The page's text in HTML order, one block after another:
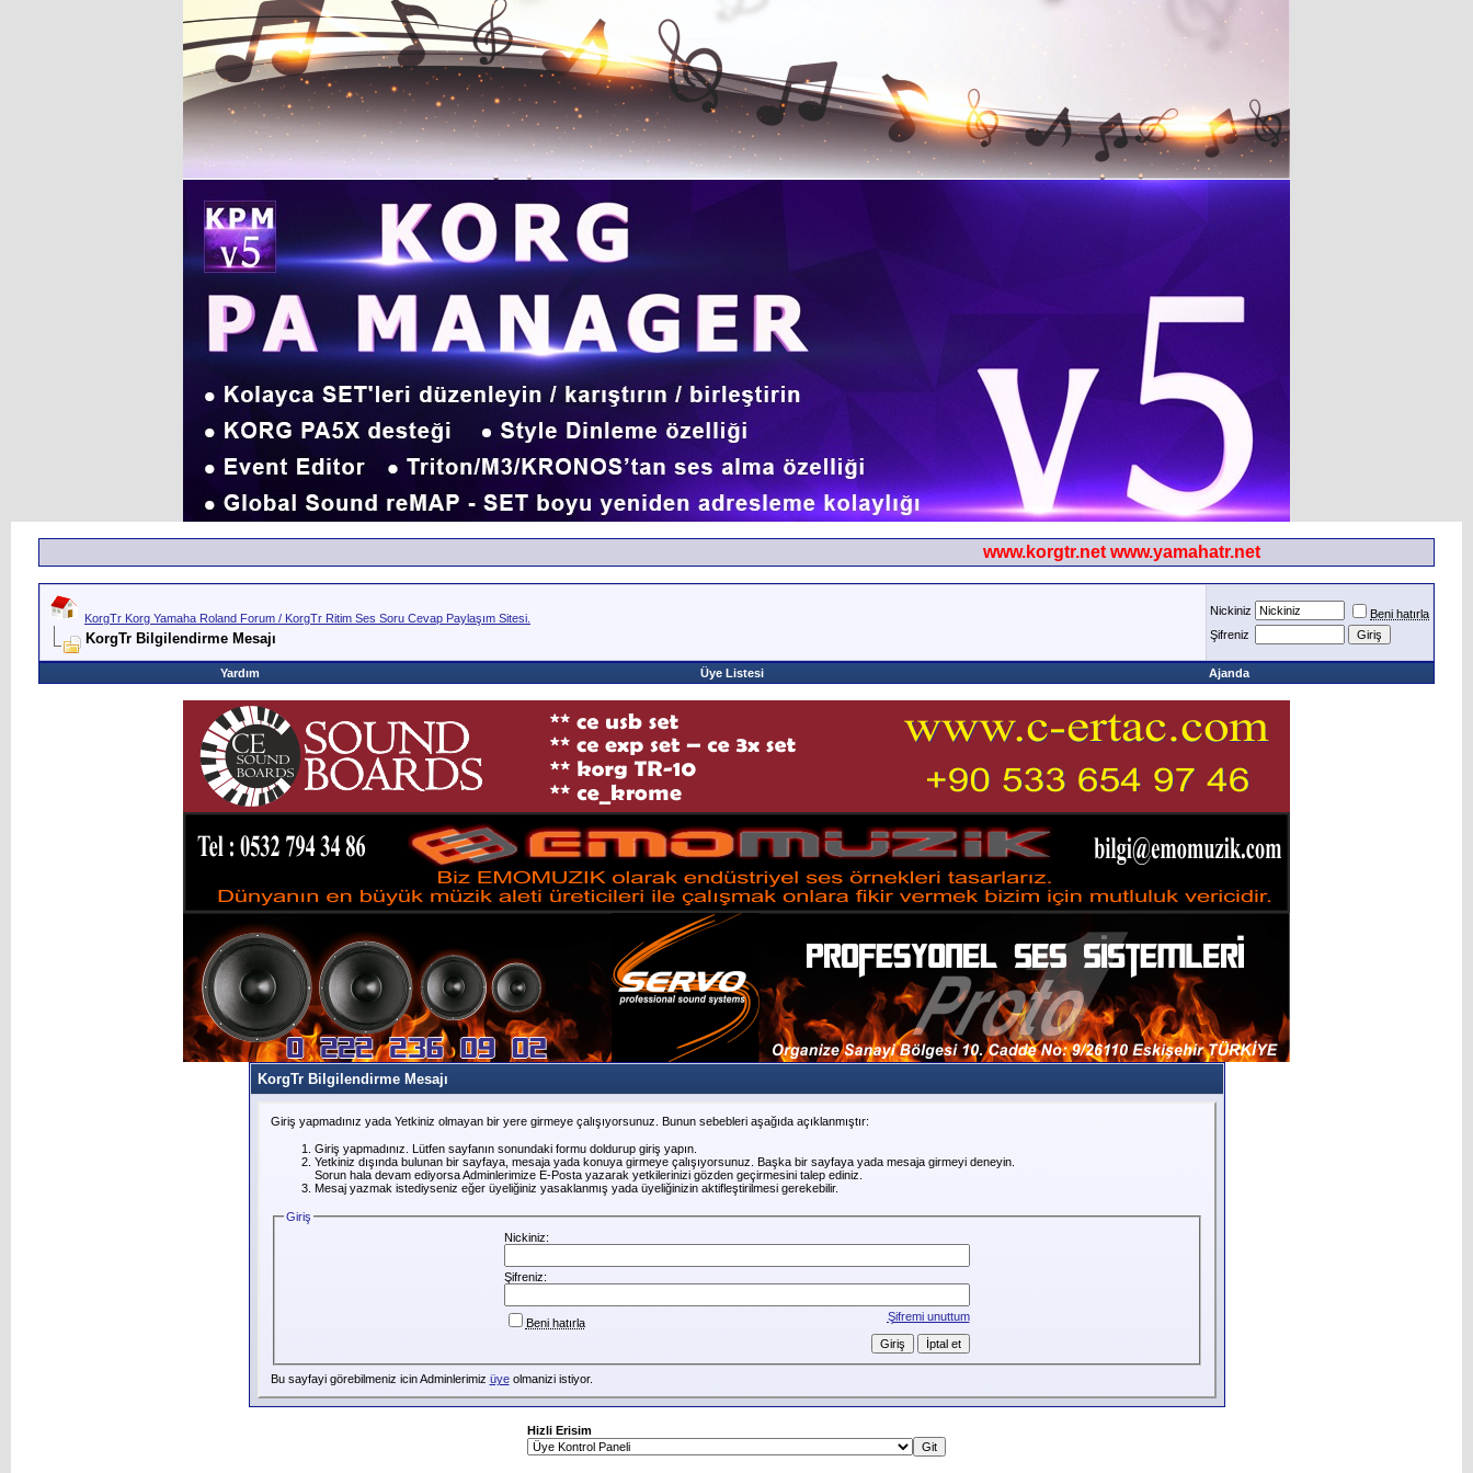
www.korgtr.net www.yamahatr.net
KorgTr Korg Yamaha Roland Forum / KorgTr Ritim Ses Soru Cevap Paylaşım Sitesi.
KorgTr Bilgilendirme Mesajı
Nickiniz
Beni hatırla
Şifreniz
Yardım Üye Listesi Ajanda
KorgTr Bilgilendirme Mesajı
Giriş yapmadınız yada Yetkiniz olmayan bir yere girmeye çalışıyorsunuz. Bunun sebebleri aşağıda açıklanmıştır:
Giriş yapmadınız. Lütfen sayfanın sonundaki formu doldurup giriş yapın.
Yetkiniz dışında bulunan bir sayfaya, mesaja yada konuya girmeye çalışıyorsunuz. Başka bir sayfaya yada mesaja girmeyi deneyin.
Sorun hala devam ediyorsa Adminlerimize E-Posta yazarak yetkilerinizi gözden geçirmesini talep ediniz.
Mesaj yazmak istediyseniz eğer üyeliğiniz yasaklanmış yada üyeliğinizin aktifleştirilmesi gerekebilir.
Giriş
Nickiniz:
Şifreniz:
Şifremi unuttum
Beni hatırla
Bu sayfayi görebilmeniz icin Adminlerimiz üyeolmanizi istiyor.
Hizli Erisim